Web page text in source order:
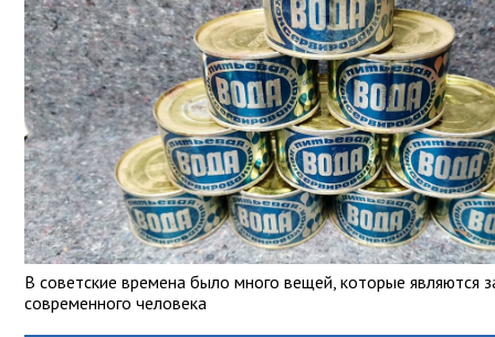
В советские времена было много вещей, которые являются
современного человека